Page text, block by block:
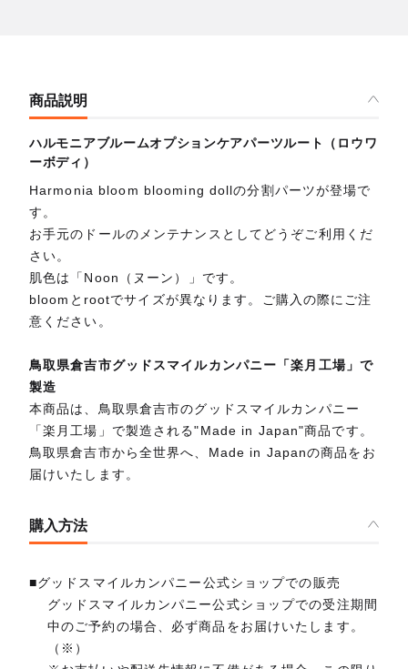
商品説明
ハルモニアブルームオプションケアパーツルート（ロウワ
ーボディ）
Harmonia bloom blooming dollの分割パーツが登場で
す。
お手元のドールのメンテナンスとしてどうぞご利用くだ
さい。
肌色は「Noon（ヌーン）」です。
bloomとrootでサイズが異なります。ご購入の際にご注
意ください。
鳥取県倉吉市グッドスマイルカンパニー「楽月工場」で
製造
本商品は、鳥取県倉吉市のグッドスマイルカンパニー
「楽月工場」で製造される"Made in Japan"商品です。
鳥取県倉吉市から全世界へ、Made in Japanの商品をお
届けいたします。
購入方法
■グッドスマイルカンパニー公式ショップでの販売
グッドスマイルカンパニー公式ショップでの受注期間
中のご予約の場合、必ず商品をお届けいたします。
（※）